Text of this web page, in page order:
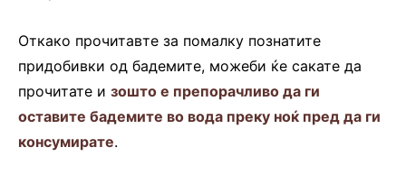
Откако прочитавте за помалку познатите
придобивки од бадемите, можеби ќе сакате да
прочитате и зошто е препорачливо да ги
оставите бадемите во вода преку ноќ пред да ги
консумирате.